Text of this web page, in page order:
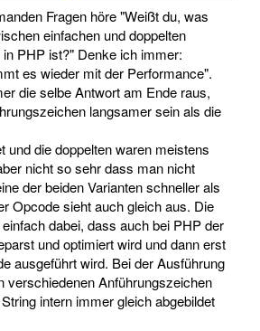
Fragen höre "Weißt du, was
einfachen und doppelten
PHP ist?" Denke ich immer:
es wieder mit der Performance".
die selbe Antwort am Ende raus,
langsamer sein als die
und die doppelten waren meistens
nicht so sehr dass man nicht
der beiden Varianten schneller als
Opcode sieht auch gleich aus. Die
dabei, dass auch bei PHP der
und optimiert wird und dann erst
ausgeführt wird. Bei der Ausführung
verschiedenen Anführungszeichen
intern immer gleich abgebildet